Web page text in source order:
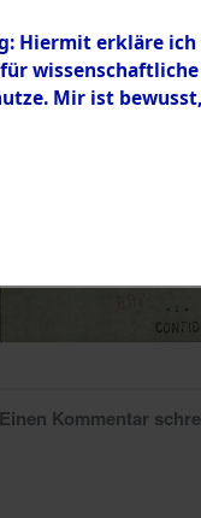
Einen Kommentar
Hiermit erkläre
Mir ist